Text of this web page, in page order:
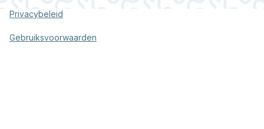
Privacybeleid
Gebruiksvoorwaarden